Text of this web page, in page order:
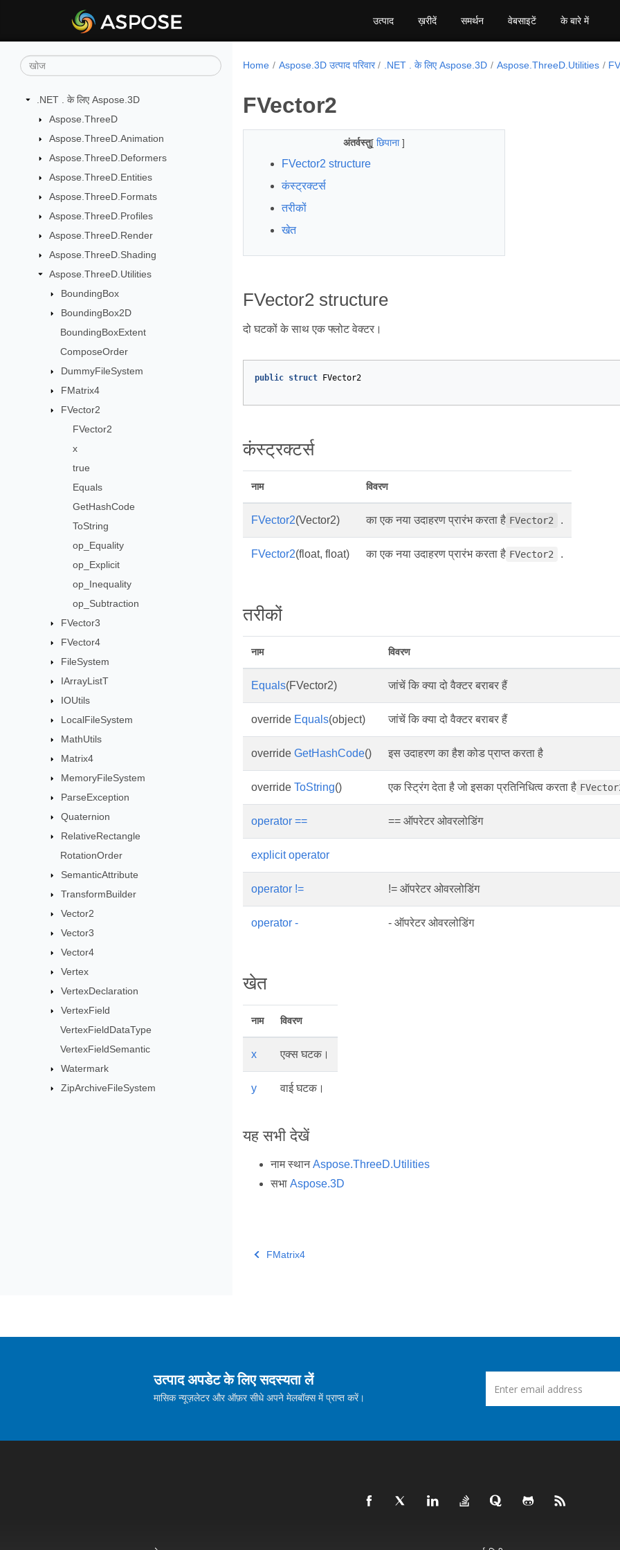
उत्पाद ख़रीदें समर्थन वेबसाइटें के बारे में
.NET . के लिए Aspose.3D
Aspose.ThreeD
Aspose.ThreeD.Animation
Aspose.ThreeD.Deformers
Aspose.ThreeD.Entities
Aspose.ThreeD.Formats
Aspose.ThreeD.Profiles
Aspose.ThreeD.Render
Aspose.ThreeD.Shading
Aspose.ThreeD.Utilities
BoundingBox
BoundingBox2D
BoundingBoxExtent
ComposeOrder
DummyFileSystem
FMatrix4
FVector2
FVector2
x
true
Equals
GetHashCode
ToString
op_Equality
op_Explicit
op_Inequality
op_Subtraction
FVector3
FVector4
FileSystem
IArrayListT
IOUtils
LocalFileSystem
MathUtils
Matrix4
MemoryFileSystem
ParseException
Quaternion
RelativeRectangle
RotationOrder
SemanticAttribute
TransformBuilder
Vector2
Vector3
Vector4
Vertex
VertexDeclaration
VertexField
VertexFieldDataType
VertexFieldSemantic
Watermark
ZipArchiveFileSystem
Home Aspose.3D उत्पाद परिवार .NET . के लिए Aspose.3D Aspose.ThreeD.Utilities
FVector2
अंतर्वस्तु[छिपाना]
FVector2 structure
कंस्ट्रक्टर्स
तरीकों
खेत
FVector2 structure
दो घटकों के साथ एक फ्लोट वेक्टर।
public struct FVector2
कंस्ट्रक्टर्स
नाम विवरण
FVector2(Vector2) का एक नया उदाहरण प्रारंभ करता है FVector2 .
FVector2(float, float) का एक नया उदाहरण प्रारंभ करता है FVector2 .
तरीकों
नाम विवरण
Equals(FVector2) जांचें कि क्या दो वैक्टर बराबर हैं
override Equals(object) जांचें कि क्या दो वैक्टर बराबर हैं
override GetHashCode() इस उदाहरण का हैश कोड प्राप्त करता है
override ToString() एक स्ट्रिंग देता है जो इसका प्रतिनिधित्व करता है
operator == == ऑपरेटर ओवरलोडिंग
explicit operator
operator != != ऑपरेटर ओवरलोडिंग
operator - - ऑपरेटर ओवरलोडिंग
खेत
नाम विवरण
x एक्स घटक।
y वाई घटक।
यह सभी देखें
नाम स्थानAspose.ThreeD.Utilities
सभा Aspose.3D
FMatrix4
उत्पाद अपडेट के लिए सदस्यता लें
मासिक न्यूज़लेटर और ऑफ़र सीधे अपने मेलबॉक्स में प्राप्त करें।